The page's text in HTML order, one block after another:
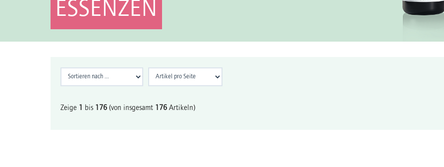
ESSENZEN
Zeige 1 bis 176 (von insgesamt 176 Artikeln)